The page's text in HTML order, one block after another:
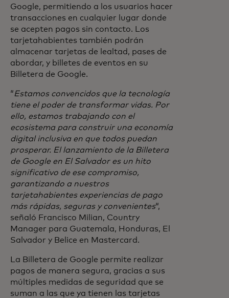
Google, permitiendo a los usuarios hacer
transacciones en cualquier lugar donde
se acepten pagos sin contacto. Los
tarjetahabientes también podrán
almacenar tarjetas de lealtad, pases de
abordar, y billetes de eventos en su
Billetera de Google.
“Estamos convencidos que la tecnología
tiene el poder de transformar vidas. Por
ello, estamos trabajando con el
ecosistema para construir una economía
digital inclusiva en que todos puedan
prosperar. El lanzamiento de la Billetera
de Google en El Salvador es un hito
significativo de ese compromiso,
garantizando a nuestros
tarjetahabientes experiencias de pago
más rápidas, seguras y convenientes“,
señaló Francisco Milian, Country
Manager para Guatemala, Honduras, El
Salvador y Belice en Mastercard.
La Billetera de Google permite realizar
pagos de manera segura, gracias a sus
múltiples medidas de seguridad que se
suman a las que ya tienen las tarjetas